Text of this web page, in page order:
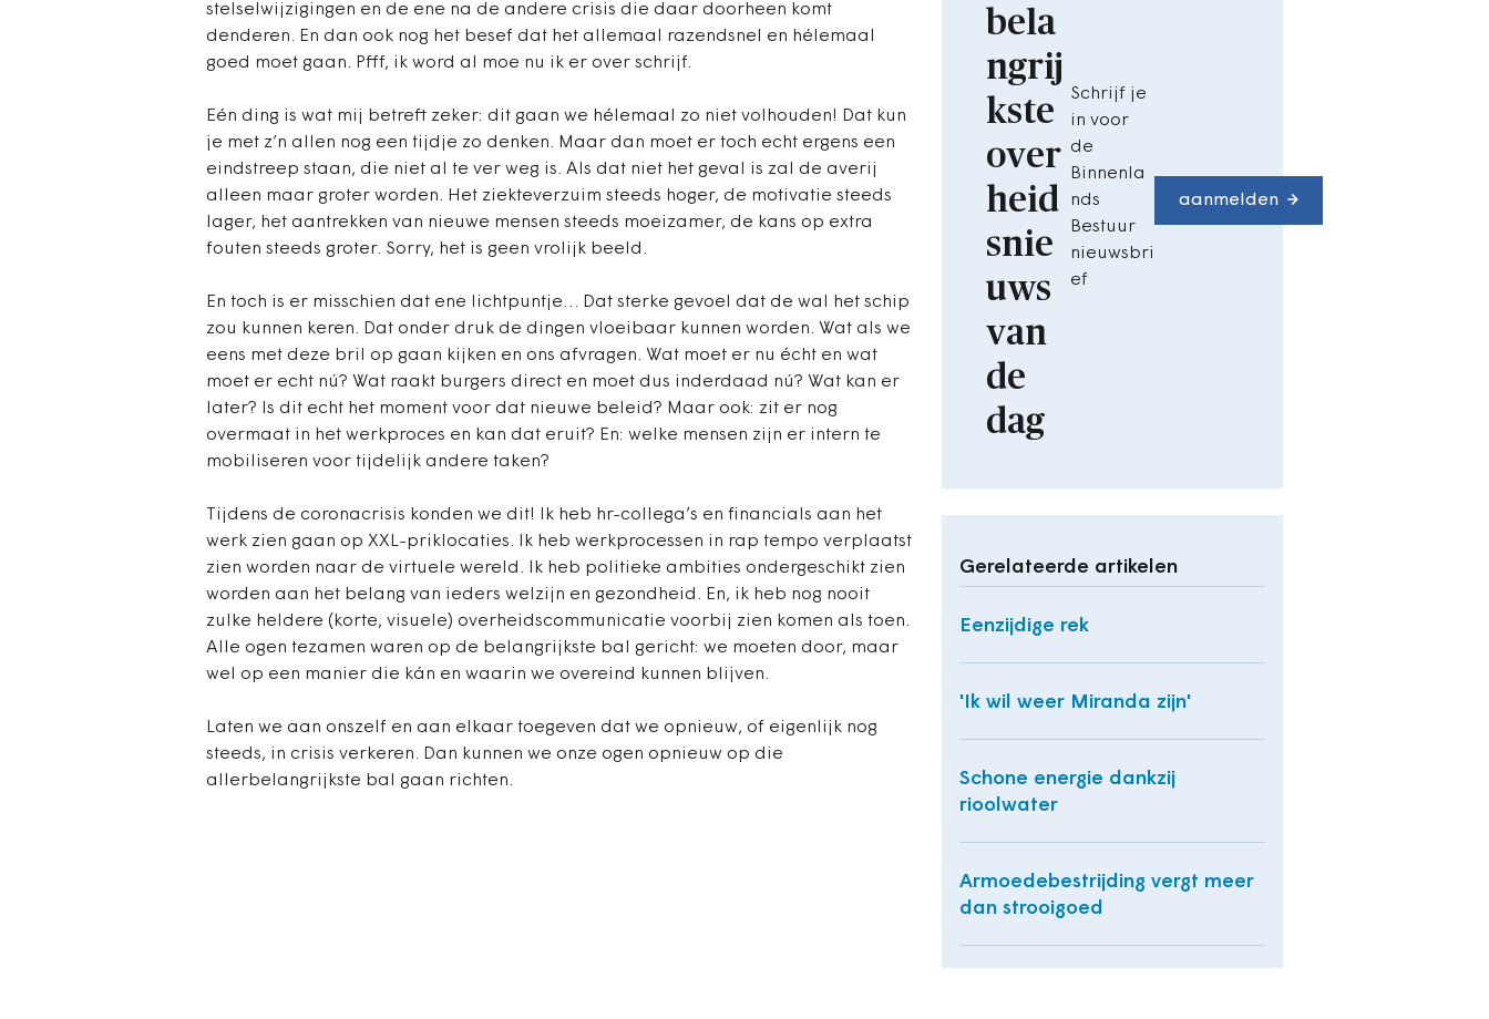
bela
ngrij
kste
over
heid
snie
uws
van
de
dag
Schrijf je
in voor
de
Binnenla
nds
Bestuur
nieuwsbri
ef
aanmelden
Gerelateerde artikelen
Eenzijdige rek
'Ik wil weer Miranda zijn'
Schone energie dankzij
rioolwater
Armoedebestrijding vergt meer
dan strooigoed
stelselwijzigingen en de ene na de andere crisis die daar doorheen komt
denderen. En dan ook nog het besef dat het allemaal razendsnel en hélemaal
goed moet gaan. Pfff, ik word al moe nu ik er over schrijf.
Eén ding is wat mij betreft zeker: dit gaan we hélemaal zo niet volhouden! Dat kun
je met z’n allen nog een tijdje zo denken. Maar dan moet er toch echt ergens een
eindstreep staan, die niet al te ver weg is. Als dat niet het geval is zal de averij
alleen maar groter worden. Het ziekteverzuim steeds hoger, de motivatie steeds
lager, het aantrekken van nieuwe mensen steeds moeizamer, de kans op extra
fouten steeds groter. Sorry, het is geen vrolijk beeld.
En toch is er misschien dat ene lichtpuntje… Dat sterke gevoel dat de wal het schip
zou kunnen keren. Dat onder druk de dingen vloeibaar kunnen worden. Wat als we
eens met deze bril op gaan kijken en ons afvragen. Wat moet er nu écht en wat
moet er echt nú? Wat raakt burgers direct en moet dus inderdaad nú? Wat kan er
later? Is dit echt het moment voor dat nieuwe beleid? Maar ook: zit er nog
overmaat in het werkproces en kan dat eruit? En: welke mensen zijn er intern te
mobiliseren voor tijdelijk andere taken?
Tijdens de coronacrisis konden we dit! Ik heb hr-collega’s en financials aan het
werk zien gaan op XXL-priklocaties. Ik heb werkprocessen in rap tempo verplaatst
zien worden naar de virtuele wereld. Ik heb politieke ambities ondergeschikt zien
worden aan het belang van ieders welzijn en gezondheid. En, ik heb nog nooit
zulke heldere (korte, visuele) overheidscommunicatie voorbij zien komen als toen.
Alle ogen tezamen waren op de belangrijkste bal gericht: we moeten door, maar
wel op een manier die kán en waarin we overeind kunnen blijven.
Laten we aan onszelf en aan elkaar toegeven dat we opnieuw, of eigenlijk nog
steeds, in crisis verkeren. Dan kunnen we onze ogen opnieuw op die
allerbelangrijkste bal gaan richten.